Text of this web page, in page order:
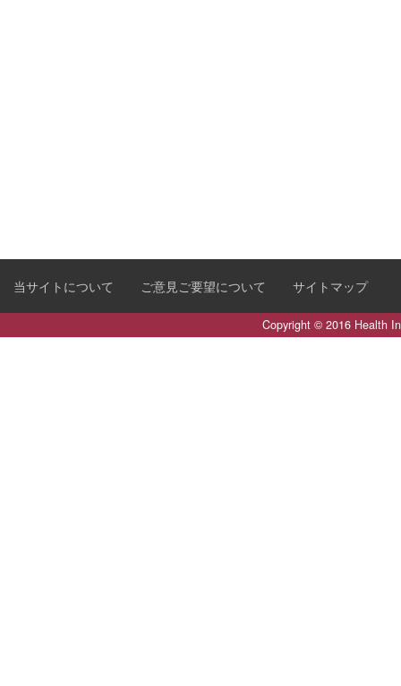
当サイトについて ご意見ご要望について サイトマップ
Copyright © 2016 Health